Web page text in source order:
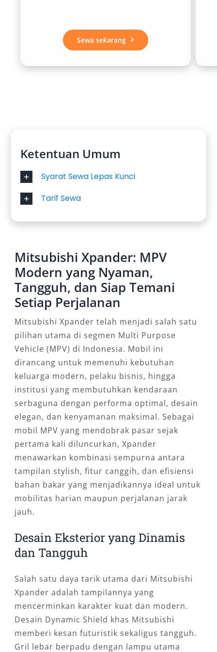
menyediakan unit-unit terbaik dan terawat
untuk setiap kebutuhan Anda. Seluruh varian
dalam kondisi prima, baik untuk sistem lepas
seperti hitam dan putih, serta durasi sewa
bulanan, kami memastikan perjalanan Anda
lebih nyaman dan efisien.
untuk mendapatkan penawaran terbaik dan
kebutuhan Anda. Salsa Wisata, mitra
terpercaya rental Xpander Bengkulu untuk
setiap perjalanan Anda.
Sewa sekarang
Ketentuan Umum
Syarat Sewa Lepas Kunci
Tarif Sewa
Mitsubishi Xpander: MPV
Modern yang Nyaman,
Tangguh, dan Siap Temani
Setiap Perjalanan
Mitsubishi Xpander telah menjadi salah satu
pilihan utama di segmen Multi Purpose
Vehicle (MPV) di Indonesia. Mobil ini
dirancang untuk memenuhi kebutuhan
keluarga modern, pelaku bisnis, hingga
institusi yang membutuhkan kendaraan
serbaguna dengan performa optimal, desain
elegan, dan kenyamanan maksimal. Sebagai
mobil MPV yang mendobrak pasar sejak
pertama kali diluncurkan, Xpander
menawarkan kombinasi sempurna antara
tampilan stylish, fitur canggih, dan efisiensi
bahan bakar yang menjadikannya ideal untuk
mobilitas harian maupun perjalanan jarak
jauh.
Desain Eksterior yang Dinamis
dan Tangguh
Salah satu daya tarik utama dari Mitsubishi
Xpander adalah tampilannya yang
mencerminkan karakter kuat dan modern.
Desain Dynamic Shield khas Mitsubishi
memberi kesan futuristik sekaligus tangguh.
Gril lebar berpadu dengan lampu utama